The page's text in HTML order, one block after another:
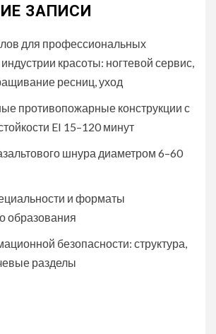
ЗАПИСИ
для профессиональных
красоты: ногтевой сервис,
ресниц, уход
противопожарные конструкции с
EI 15–120 минут
шнура диаметром 6–60
и форматы
образования
безопасности: структура,
разделы